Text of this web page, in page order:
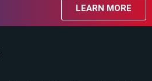
LEARN MORE